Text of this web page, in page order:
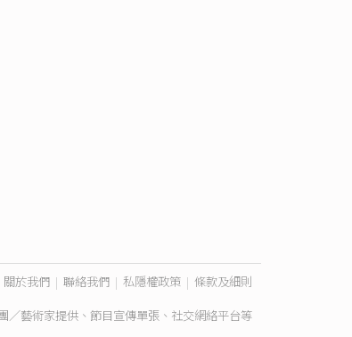
關於我們 | 聯絡我們 | 私隱權政策 | 條款及細則
／藝術家提供、節目宣傳單張、社交網絡平台等